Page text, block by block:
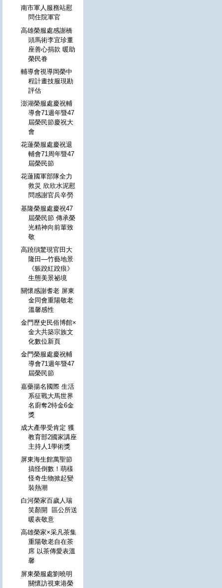
南市軍人服務站慰
問住院軍官
高雄榮服處感謝橋
頭馬術李宜珍董
座善心捐款 暖助
榮民眷
輔導會視導岡榮中
程計畫技服現勘
評估
澎湖榮服處慶祝輔
導會71週年暨47
屆榮民節慶祝大
會
花蓮榮服處慶祝退
輔會71周年暨47
屆榮民節
花蓮國軍部隊全力
救災 欣欣水泥慰
問感謝官兵辛勞
基隆榮服處慶祝47
屆榮民節 傳承榮
光精神向前輩致
敬
高蹺鴴驚現官田大
隆田—竹藝地景
《躼跤紅跤痕》
生態美景祕境
關懷感謝耆老 屏東
金同會重陽敬老
溫馨感性
金門歷史民俗博館×
金大共築宗族文
化數位新頁
金門榮服處慶祝輔
導會71週年暨47
屆榮民節
嘉藥揚名國際 生活
系征戰大馬世界
名廚奪2特金6金
獎
成大產學受肯定 獲
教育部2國家講座
主持人1學術獎
屏東海生館萬聖節
搞怪倒數！萌樣
怪奇生物掀起變
裝熱潮
白河榮家百歲人瑞
笑顏開 區公所送
暖表敬意
高雄榮家×采凡茶集
重陽敬老自在茶
席 以茶傳愛表溫
馨
屏東榮服處劉曉明
關懷訪視東港榮